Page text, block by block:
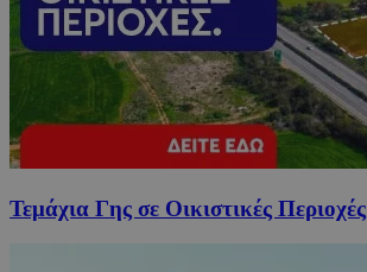
Τεμάχια Γης σε Οικιστικές Περιοχές